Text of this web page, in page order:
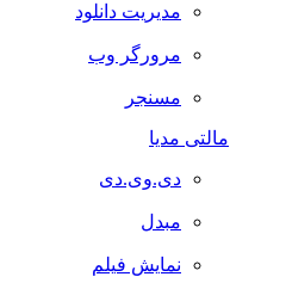
مدیریت دانلود
مرورگر وب
مسنجر
مالتی مدیا
دی.وی.دی
مبدل
نمایش فیلم